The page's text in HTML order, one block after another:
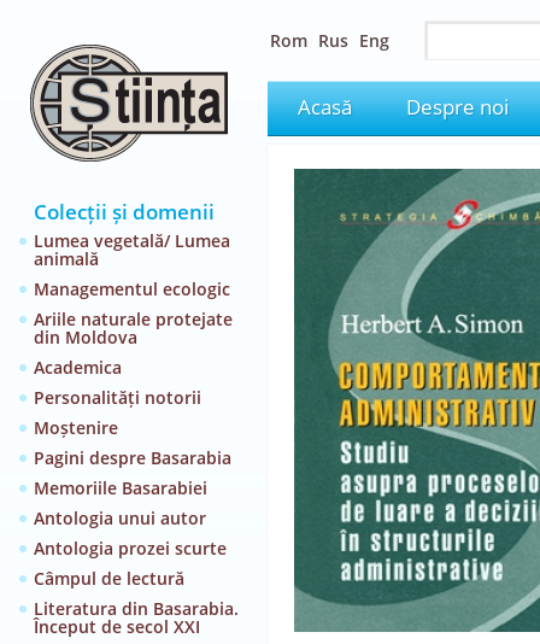
Colecții și domenii
Lumea vegetală/ Lumea
animală
Managementul ecologic
Ariile naturale protejate
din Moldova
Academica
Personalități notorii
Moștenire
Pagini despre Basarabia
Memoriile Basarabiei
Antologia unui autor
Antologia prozei scurte
Câmpul de lectură
Literatura din Basarabia.
Început de secol XXI
Rom Rus Eng
Acasă Despre noi